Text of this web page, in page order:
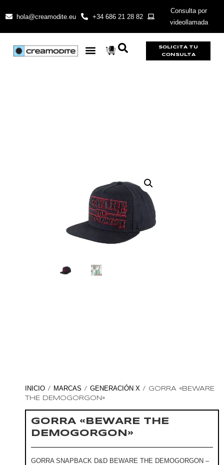
hola@creamodite.eu +34 686 21 28 82
Consulta por
videollamada
SOLICITA TU
CONSULTA
INICIO / MARCAS / GENERACIÓN X / GORRA «BEWARE
THE DEMOGORGON»
GORRA «BEWARE THE
DEMOGORGON»
GORRA SNAPBACK D&D BEWARE THE DEMOGORGON –